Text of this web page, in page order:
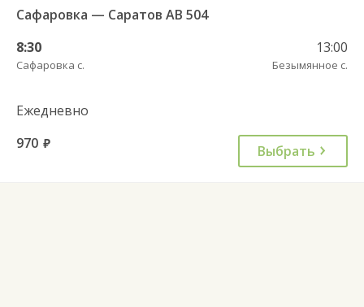
Сафаровка — Саратов АВ 504
8:30
Сафаровка с.
13:00
Безымянное с.
Ежедневно
970 руб. Выбрать